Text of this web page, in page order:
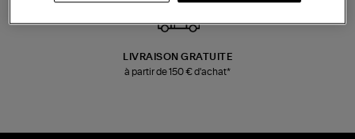
LIVRAISON GRATUITE
à partir de 150 € d'achat*